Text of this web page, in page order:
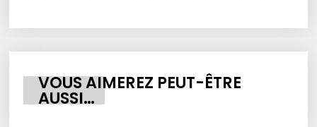
VOUS AIMEREZ PEUT-ÊTRE
AUSSI…